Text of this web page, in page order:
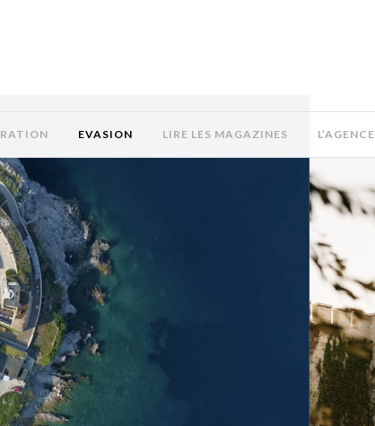
EVASION LIRE LES MAGAZINES L’AGENCE